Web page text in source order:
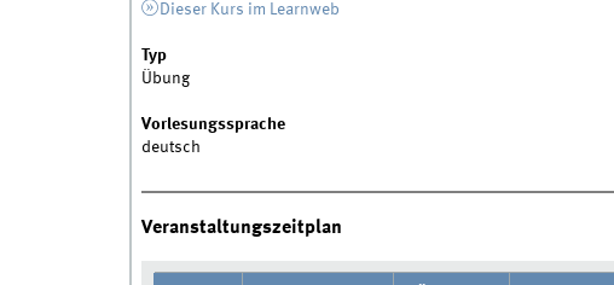
Dieser Kurs im Learnweb
Typ
Übung
Vorlesungssprache
deutsch
Veranstaltungszeitplan